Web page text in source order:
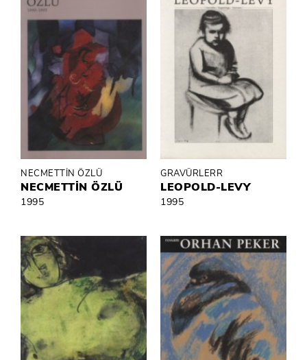
NECMETTİN ÖZLÜ
NECMETTİN ÖZLÜ
1995
GRAVÜRLERR
LEOPOLD-LEVY
1995